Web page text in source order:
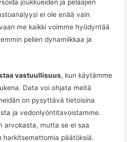
joukkueiden ja pelaajien
ei ole enää vain
me kaikki voimme hyödyntää
pelien dynamiikkaa ja
vastuullisuus, kun käytämme
Data voi ohjata meitä
on pysyttävä tietoisina
ja vedonlyöntitavoistamme.
arvokasta, mutta se ei saa
harkitsemattomia päätöksiä.